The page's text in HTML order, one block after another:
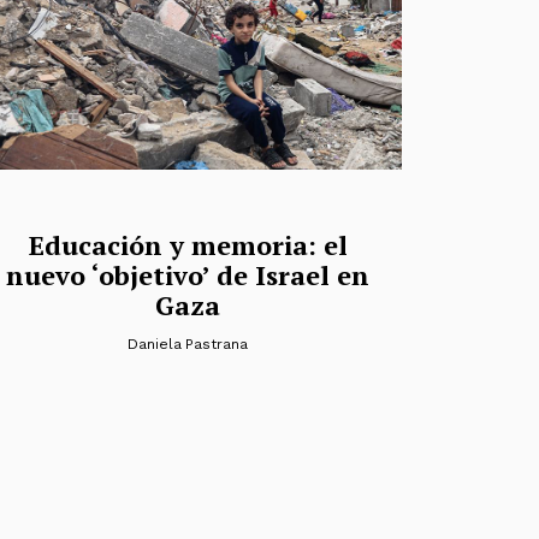
Educación y memoria: el
nuevo ‘objetivo’ de Israel en
Gaza
Daniela Pastrana